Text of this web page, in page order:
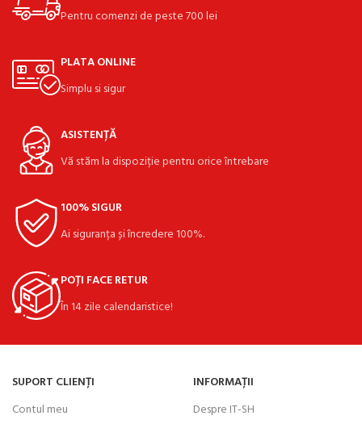
Pentru comenzi de peste 700 lei
PLATA ONLINE
Simplu si sigur
ASISTENȚĂ
Vă stăm la dispoziție pentru orice întrebare
100% SIGUR
Ai siguranța și încredere 100%.
POȚI FACE RETUR
În 14 zile calendaristice!
SUPORT CLIENȚI
Contul meu
INFORMAȚII
Despre IT-SH